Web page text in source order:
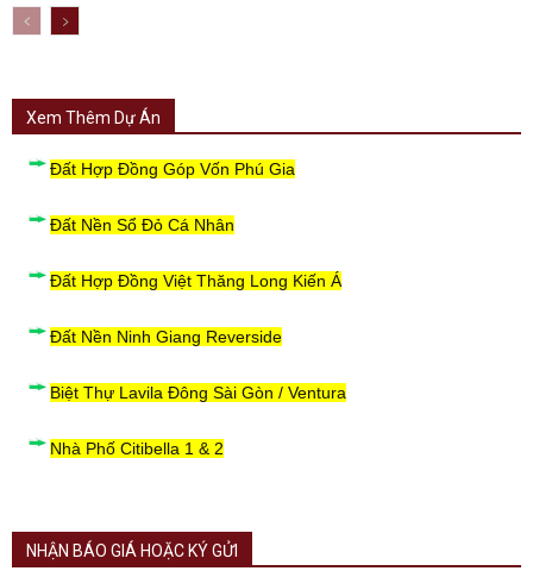
Xem Thêm Dự Án
Đất Hợp Đồng Góp Vốn Phú Gia
Đất Nền Sổ Đỏ Cá Nhân
Đất Hợp Đồng Việt Thăng Long Kiến Á
Đất Nền Ninh Giang Reverside
Biệt Thự Lavila Đông Sài Gòn / Ventura
Nhà Phố Citibella 1 & 2
NHẬN BÁO GIÁ HOẶC KÝ GỬI